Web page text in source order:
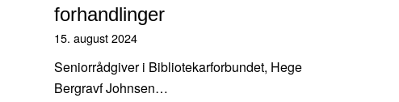
forhandlinger
15. august 2024
Seniorrådgiver i Bibliotekarforbundet, Hege
Bergravf Johnsen…